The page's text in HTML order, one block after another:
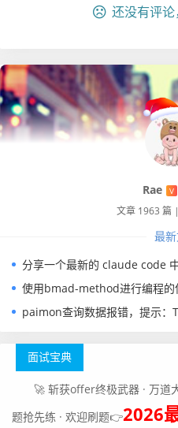
三、在
在DolphinScheduler
我们还是沿用之前配置的
export JAVA_HOME=/usr/
export HBASE_HOME=/
export HIVE_HOME=/
export FLINK_HOME=/
export SPARK_HOME=/
export
还没有评
Rae V
文章 1963 篇 |
最
分享一个最新的 claude code 中
使用bmad-method进行编程的
paimon查询数据报错，提示：The specified scan snapshotId
面试宝典
🚀 斩获offer终极武器 · 万道
题抢先练 · 欢迎刷题👉2026